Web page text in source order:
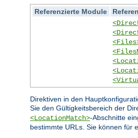
Referenzierte Module
Direktiven in den
Sie den Gültigkeitsbereich der
<LocationMatch>-Abschnitte
bestimmte URLs. Sie können für